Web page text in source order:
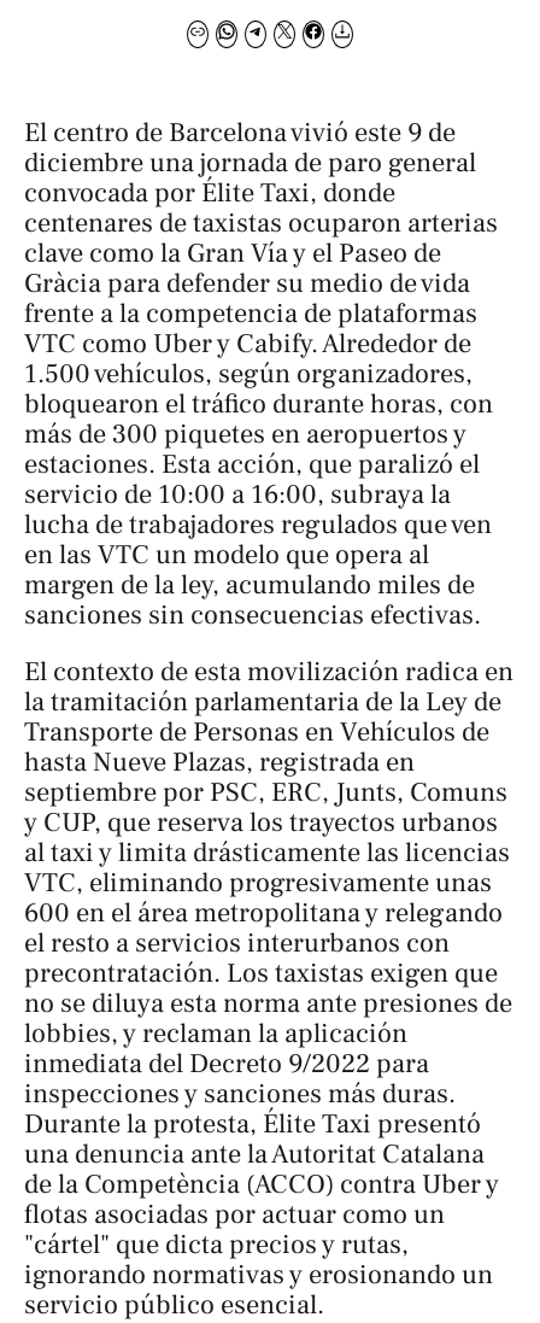
El centro de Barcelona vivió este 9 de
diciembre una jornada de paro general
convocada por Élite Taxi, donde
centenares de taxistas ocuparon arterias
clave como la Gran Vía y el Paseo de
Gràcia para defender su medio de vida
frente a la competencia de plataformas
VTC como Uber y Cabify. Alrededor de
1.500 vehículos, según organizadores,
bloquearon el tráfico durante horas, con
más de 300 piquetes en aeropuertos y
estaciones. Esta acción, que paralizó el
servicio de 10:00 a 16:00, subraya la
lucha de trabajadores regulados que ven
en las VTC un modelo que opera al
margen de la ley, acumulando miles de
sanciones sin consecuencias efectivas.
El contexto de esta movilización radica en
la tramitación parlamentaria de la Ley de
Transporte de Personas en Vehículos de
hasta Nueve Plazas, registrada en
septiembre por PSC, ERC, Junts, Comuns
y CUP, que reserva los trayectos urbanos
al taxi y limita drásticamente las licencias
VTC, eliminando progresivamente unas
600 en el área metropolitana y relegando
el resto a servicios interurbanos con
precontratación. Los taxistas exigen que
no se diluya esta norma ante presiones de
lobbies, y reclaman la aplicación
inmediata del Decreto 9/2022 para
inspecciones y sanciones más duras.
Durante la protesta, Élite Taxi presentó
una denuncia ante la Autoritat Catalana
de la Competència (ACCO) contra Uber y
flotas asociadas por actuar como un
"cártel" que dicta precios y rutas,
ignorando normativas y erosionando un
servicio público esencial.